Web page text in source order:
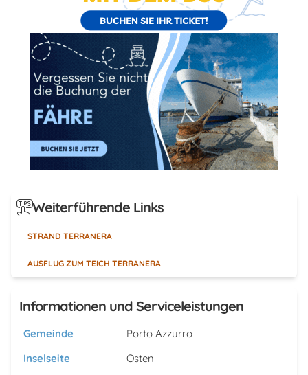
Weiterführende Links
STRAND TERRANERA
AUSFLUG ZUM TEICH TERRANERA
Informationen und Serviceleistungen
Gemeinde
Porto Azzurro
Inselseite
Osten